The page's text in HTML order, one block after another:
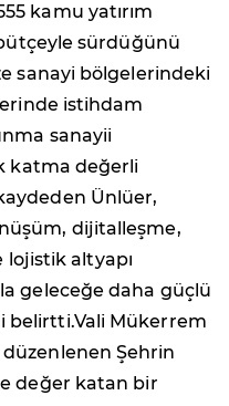
kamu yatırım
sürdüğünü
sanayi bölgelerindeki
istihdam
sanayii
katma değerli
Ünlüer,
dijitalleşme,
lojistik altyapı
geleceğe daha güçlü
belirtti.Vali Mükerrem
Şehrin
değer katan bir